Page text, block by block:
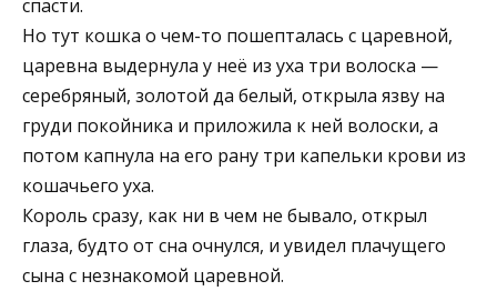
спасти.
Но тут кошка о чем-то пошепталась с царевной,
царевна выдернула у неё из уха три волоска —
серебряный, золотой да белый, открыла язву на
груди покойника и приложила к ней волоски, а
потом капнула на его рану три капельки крови из
кошачьего уха.
Король сразу, как ни в чем не бывало, открыл
глаза, будто от сна очнулся, и увидел плачущего
сына с незнакомой царевной.